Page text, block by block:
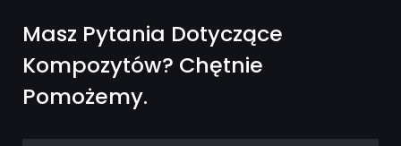
Masz Pytania Dotyczące
Kompozytów? Chętnie
Pomożemy.